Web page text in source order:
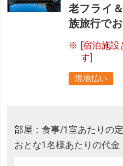
老フライ
族旅行で
[宿泊施設
す]
現地払い
部屋：食事/1室あたりの
おとな1名様あたりの代金